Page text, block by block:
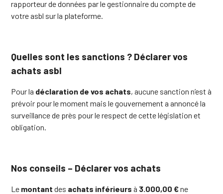
rapporteur de données par le gestionnaire du compte de
votre asbl sur la plateforme.
Quelles sont les sanctions ? Déclarer vos
achats asbl
Pour la déclaration de vos achats, aucune sanction n’est à
prévoir pour le moment mais le gouvernement a annoncé la
surveillance de près pour le respect de cette législation et
obligation.
Nos conseils – Déclarer vos achats
Le montant des achats inférieurs à 3.000,00 €ne